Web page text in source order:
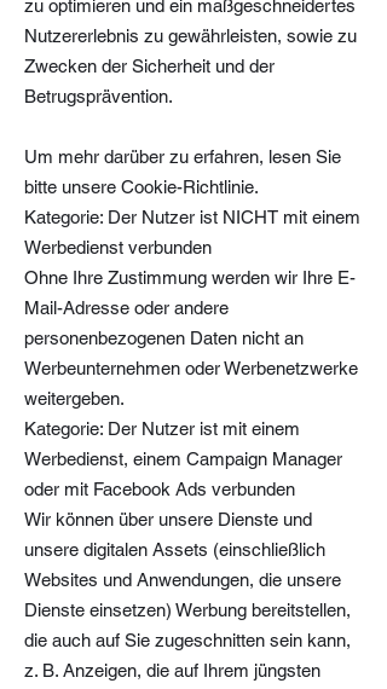
zu optimieren und ein maßgeschneidertes
Nutzererlebnis zu gewährleisten, sowie zu
Zwecken der Sicherheit und der
Betrugsprävention.
Um mehr darüber zu erfahren, lesen Sie
bitte unsere Cookie-Richtlinie.
Kategorie: Der Nutzer ist NICHT mit einem
Werbedienst verbunden
Ohne Ihre Zustimmung werden wir Ihre E-
Mail-Adresse oder andere
personenbezogenen Daten nicht an
Werbeunternehmen oder Werbenetzwerke
weitergeben.
Kategorie: Der Nutzer ist mit einem
Werbedienst, einem Campaign Manager
oder mit Facebook Ads verbunden
Wir können über unsere Dienste und
unsere digitalen Assets (einschließlich
Websites und Anwendungen, die unsere
Dienste einsetzen) Werbung bereitstellen,
die auch auf Sie zugeschnitten sein kann,
z. B. Anzeigen, die auf Ihrem jüngsten